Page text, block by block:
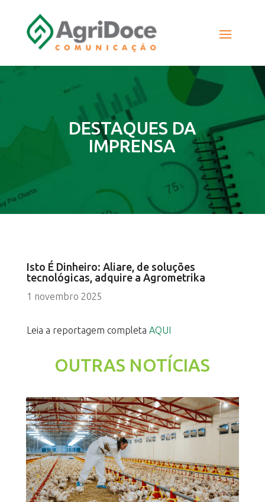
DESTAQUES DA
IMPRENSA
Isto É Dinheiro: Aliare, de soluções
tecnológicas, adquire a Agrometrika
1 novembro 2025
Leia a reportagem completa AQUI
OUTRAS NOTÍCIAS